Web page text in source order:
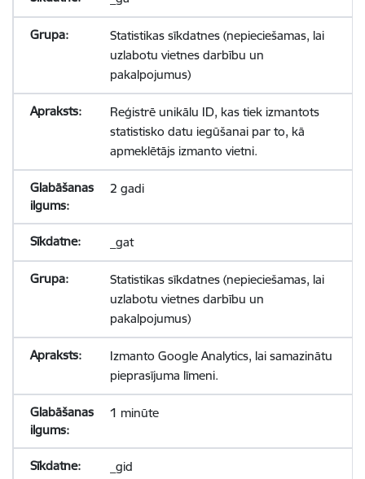
Statistikas sīkdatnes (nepieciešamas, lai
uzlabotu vietnes darbību un
pakalpojumus)
Reģistrē unikālu ID, kas tiek izmantots
statistisko datu iegūšanai par to, kā
apmeklētājs izmanto vietni.
2 gadi
_gat
Statistikas sīkdatnes (nepieciešamas, lai
uzlabotu vietnes darbību un
pakalpojumus)
Izmanto Google Analytics, lai samazinātu
pieprasījuma līmeni.
1 minūte
_gid